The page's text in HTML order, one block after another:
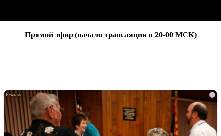
Прямой эфир (начало трансляции в 20-00 МСК)
i